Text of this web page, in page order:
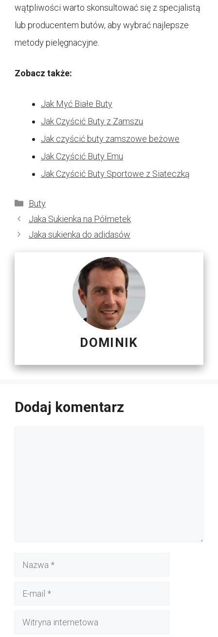
wątpliwości warto skonsultować się z specjalistą
lub producentem butów, aby wybrać najlepsze
metody pielęgnacyjne.
Zobacz także:
Jak Myć Białe Buty
Jak Czyścić Buty z Zamszu
Jak czyścić buty zamszowe beżowe
Jak Czyścić Buty Emu
Jak Czyścić Buty Sportowe z Siateczką
Kategorie
Buty
Jaka Sukienka na Półmetek
Jaka sukienka do adidasów
DOMINIK
Dodaj komentarz
Nazwa
Witryna